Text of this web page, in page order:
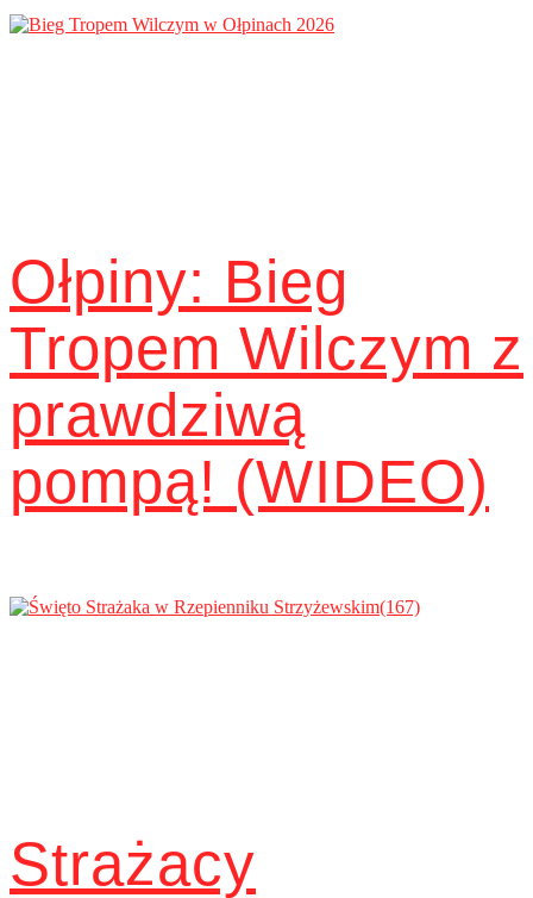
Ołpiny: Bieg
Tropem Wilczym z
prawdziwą
pompą! (WIDEO)
Strażacy